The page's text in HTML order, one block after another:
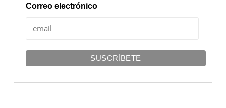
Correo electrónico